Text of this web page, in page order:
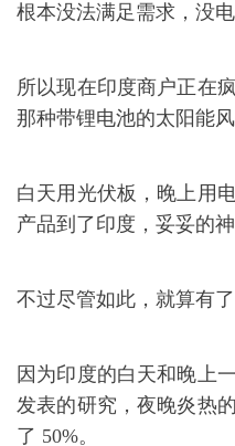
根本没法满足需求，没
所以现在印度商户正在
那种带锂电池的太阳能风
白天用光伏板，晚上用
产品到了印度，妥妥的神
不过尽管如此，就算有
因为印度的白天和晚上
发表的研究，夜晚炎热
了 50%。